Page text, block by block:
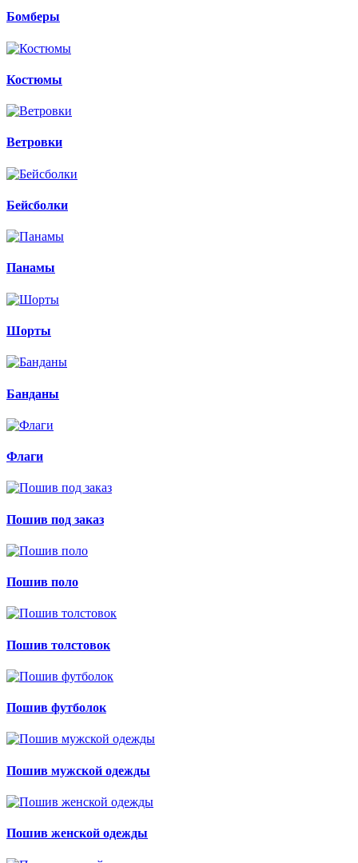
Бомберы
Костюмы
Ветровки
Бейсболки
Панамы
Шорты
Банданы
Флаги
Пошив под заказ
Пошив поло
Пошив толстовок
Пошив футболок
Пошив мужской одежды
Пошив женской одежды